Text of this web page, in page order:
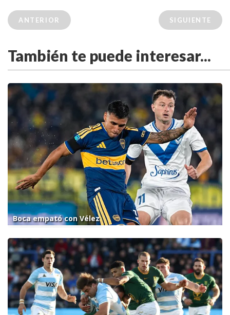
ANTERIOR SIGUIENTE
También te puede interesar...
Boca empató con Vélez